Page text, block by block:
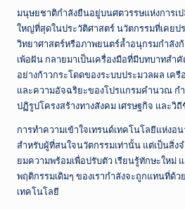
ก
า
ร
ณ์
ไ
ท
ย
ป
ระ
มนุษยชาติกำลังยืนอยู่บนศตวรรษแห่งการเ
ใหญ่ที่สุดในประวัติศาสตร์ นวัตกรรมที่เคยป
วิทยาศาสตร์หรือภาพยนตร์ล้ำอนุกรมกำลัง
เพ้อฝัน กลายมาเป็นเครื่องมือที่มีบทบาทสำ
อย่างก้าวกระโดดของระบบประมวลผล เค
และความอัจฉริยะของโปรแกรมคำนวณ ก
ปฏิรูปโครงสร้างทางสังคม เศรษฐกิจ และวิ
การทำความเข้าใจเทรนด์เทคโนโลยีแห่งอ
สำหรับผู้ที่สนใจนวัตกรรมเท่านั้น แต่เป็นสิ่ง
ยมความพร้อมเพื่อปรับตัว เรียนรู้ทักษะใหม่
พฤติกรรมเดิมๆ ของเรากำลังจะถูกแทนที่ด้
เทคโนโลยี